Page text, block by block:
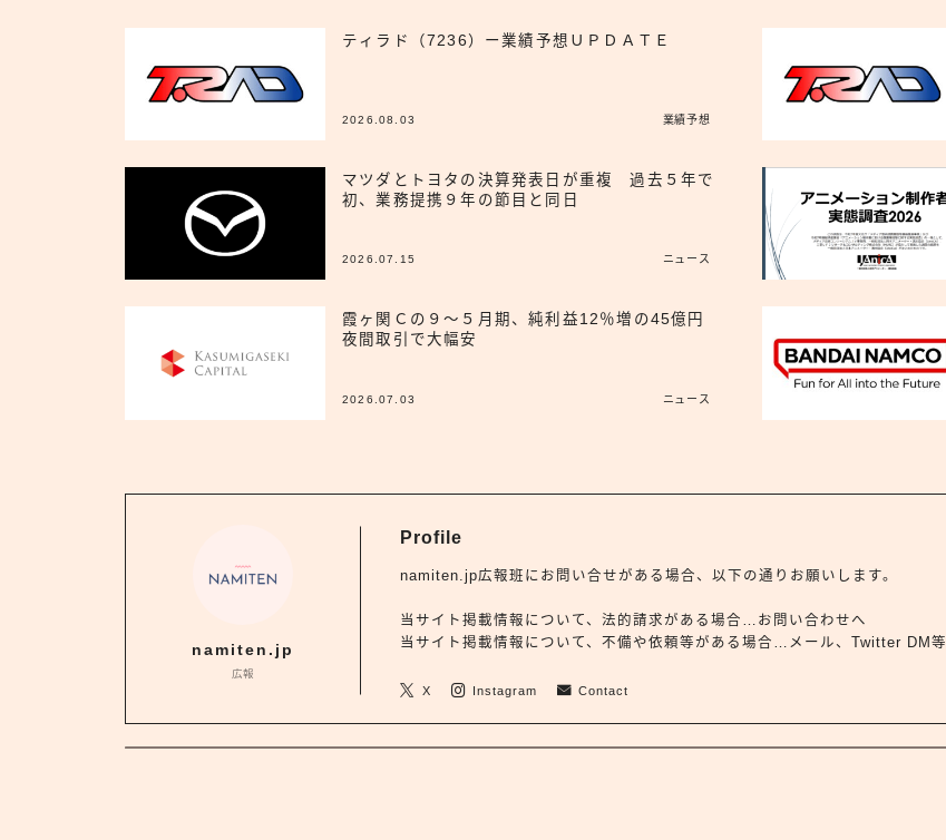
ティラド（7236）ー業績予想ＵＰＤＡＴＥ
2026.08.03 業績予想
マツダとトヨタの決算発表日が重複 過去５年で
初、業務提携９年の節目と同日
2026.07.15 ニュース
霞ヶ関Ｃの９〜５月期、純利益12％増の45億円
夜間取引で大幅安
2026.07.03 ニュース
namiten.jp
広報
Profile
namiten.jp広報班にお問い合せがある場合、以下の通りお願いします。
当サイト掲載情報について、法的請求がある場合…お問い合わせへ
当サイト掲載情報について、不備や依頼等がある場合…メール、Twitter DM等
X Instagram Contact